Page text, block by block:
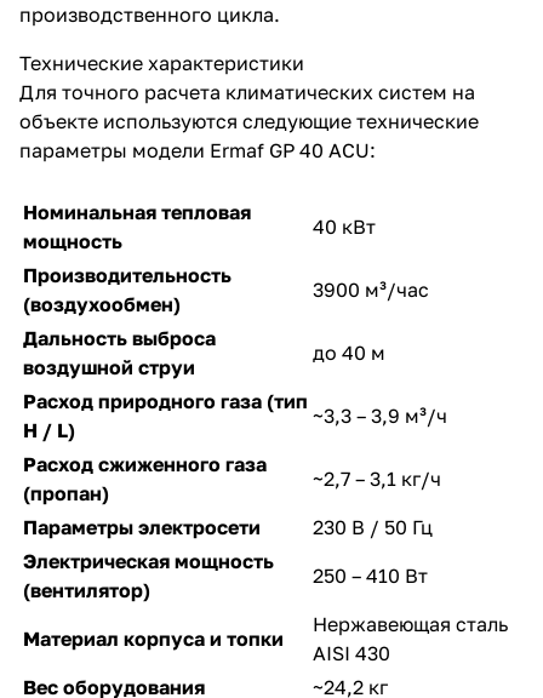
производственного цикла.
Технические характеристики
Для точного расчета климатических систем на
объекте используются следующие технические
параметры модели Ermaf GP 40 ACU:
Номинальная тепловая
мощность
40 кВт
Производительность
(воздухообмен)
3900 м³/час
Дальность выброса
воздушной струи
до 40 м
Расход природного газа (тип
H / L)
~3,3 – 3,9 м³/ч
Расход сжиженного газа
(пропан)
~2,7 – 3,1 кг/ч
Параметры электросети
230 В / 50 Гц
Электрическая мощность
(вентилятор)
250 – 410 Вт
Материал корпуса и топки
Нержавеющая сталь
AISI 430
Вес оборудования
~24,2 кг